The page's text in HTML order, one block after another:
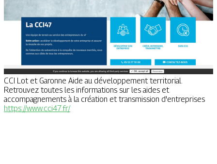
CCI Lot et Garonne Aide au développement territorial.
Retrouvez toutes les informations sur les aides et
accompagnements à la création et transmission d'entreprises
https://www.cci47.fr/